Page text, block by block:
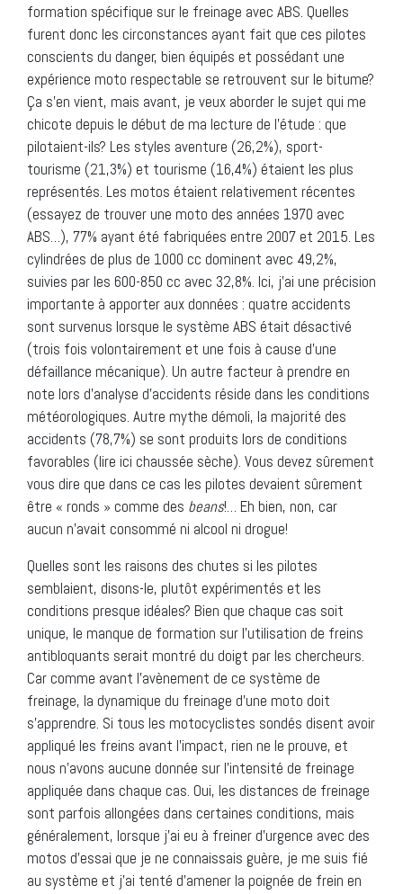
formation spécifique sur le freinage avec ABS. Quelles
furent donc les circonstances ayant fait que ces pilotes
conscients du danger, bien équipés et possédant une
expérience moto respectable se retrouvent sur le bitume?
Ça s’en vient, mais avant, je veux aborder le sujet qui me
chicote depuis le début de ma lecture de l’étude : que
pilotaient-ils? Les styles aventure (26,2%), sport-
tourisme (21,3%) et tourisme (16,4%) étaient les plus
représentés. Les motos étaient relativement récentes
(essayez de trouver une moto des années 1970 avec
ABS…), 77% ayant été fabriquées entre 2007 et 2015. Les
cylindrées de plus de 1000 cc dominent avec 49,2%,
suivies par les 600-850 cc avec 32,8%. Ici, j’ai une précision
importante à apporter aux données : quatre accidents
sont survenus lorsque le système ABS était désactivé
(trois fois volontairement et une fois à cause d’une
défaillance mécanique). Un autre facteur à prendre en
note lors d’analyse d’accidents réside dans les conditions
météorologiques. Autre mythe démoli, la majorité des
accidents (78,7%) se sont produits lors de conditions
favorables (lire ici chaussée sèche). Vous devez sûrement
vous dire que dans ce cas les pilotes devaient sûrement
être « ronds » comme des beans!… Eh bien, non, car
aucun n’avait consommé ni alcool ni drogue!
Quelles sont les raisons des chutes si les pilotes
semblaient, disons-le, plutôt expérimentés et les
conditions presque idéales? Bien que chaque cas soit
unique, le manque de formation sur l’utilisation de freins
antibloquants serait montré du doigt par les chercheurs.
Car comme avant l’avènement de ce système de
freinage, la dynamique du freinage d’une moto doit
s’apprendre. Si tous les motocyclistes sondés disent avoir
appliqué les freins avant l’impact, rien ne le prouve, et
nous n’avons aucune donnée sur l’intensité de freinage
appliquée dans chaque cas. Oui, les distances de freinage
sont parfois allongées dans certaines conditions, mais
généralement, lorsque j’ai eu à freiner d’urgence avec des
motos d’essai que je ne connaissais guère, je me suis fié
au système et j’ai tenté d’amener la poignée de frein en